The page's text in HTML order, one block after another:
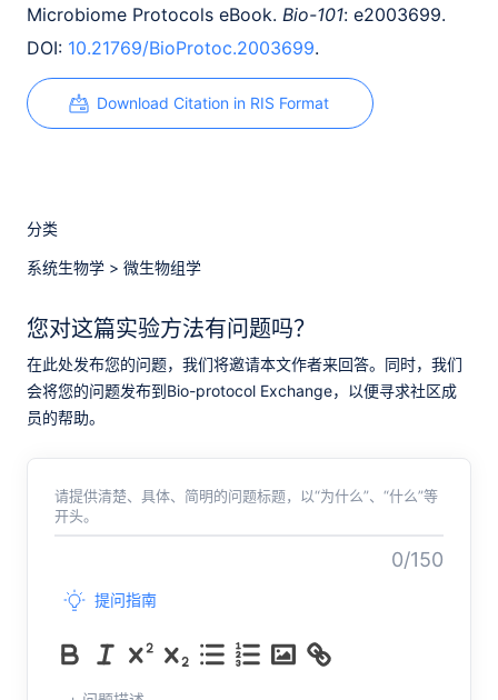
Microbiome Protocols eBook. Bio-101: e2003699.
DOI: 10.21769/BioProtoc.2003699.
Download Citation in RIS Format
分类
系统生物学 > 微生物组学
您对这篇实验方法有问题吗？
在此处发布您的问题，我们将邀请本文作者来回答。同时，我们
会将您的问题发布到Bio-protocol Exchange，以便寻求社区成
员的帮助。
请提供清楚、具体、简明的问题标题，以“为什么”、“什么”等
开头。
0/150
提问指南